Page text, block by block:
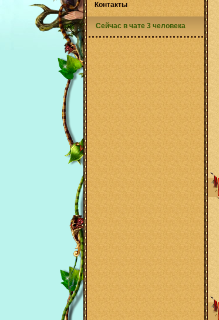
Контакты
Сейчас в чате 3 человека